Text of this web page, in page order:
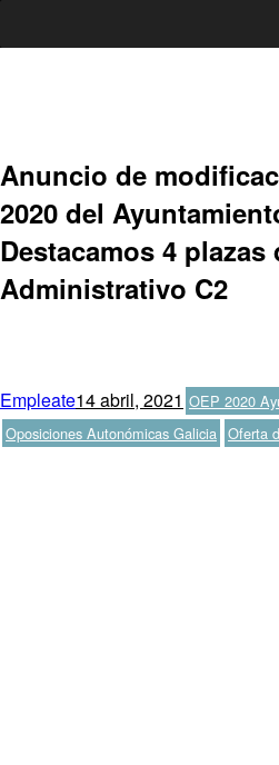
contenido
Anuncio de
2020 del
Destacamos 4
Administrativo C2
Autor
EmpleatePublicado
el
14 abril, 2021 Categorías
OEP 2020
Oposiciones Autonómicas Galicia Oferta